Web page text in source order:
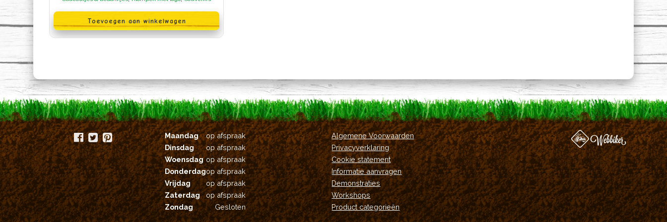
Toevoegen aan winkelwagen
Maandag
op afspraak
Dinsdag
op afspraak
Woensdag op afspraak
Donderdagop afspraak
Vrijdag
op afspraak
Zaterdag
op afspraak
Zondag
Gesloten
Algemene Voorwaarden
Privacyverklaring
Cookie statement
Informatie aanvragen
Demonstraties
Workshops
Product categorieën